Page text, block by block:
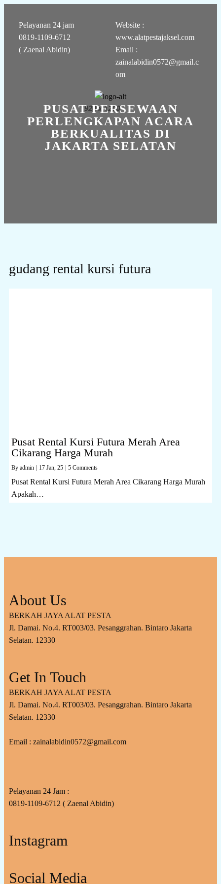
Pelayanan 24 jam
0819-1109-6712
( Zaenal Abidin)
Website :
www.alatpestajaksel.com
Email :
zainalabidin0572@gmail.c
om
PUSAT PERSEWAAN
PERLENGKAPAN ACARA
BERKUALITAS DI
JAKARTA SELATAN
gudang rental kursi futura
Pusat Rental Kursi Futura Merah Area
Cikarang Harga Murah
By admin 17 Jan, 25 5 Comments
Pusat Rental Kursi Futura Merah Area Cikarang Harga Murah
Apakah…
About Us
BERKAH JAYA ALAT PESTA
Jl. Damai. No.4. RT003/03. Pesanggrahan. Bintaro Jakarta
Selatan. 12330
Get In Touch
BERKAH JAYA ALAT PESTA
Jl. Damai. No.4. RT003/03. Pesanggrahan. Bintaro Jakarta
Selatan. 12330
Email : zainalabidin0572@gmail.com
Pelayanan 24 Jam :
0819-1109-6712 ( Zaenal Abidin)
Instagram
Social Media